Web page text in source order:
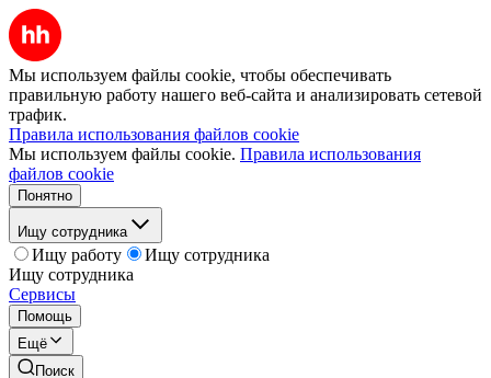
Мы используем файлы cookie, чтобы обеспечивать
правильную работу нашего веб-сайта и анализировать сетевой
трафик.
Правила использования файлов cookie
Мы используем файлы cookie. Правила использования
файлов cookie
Понятно
Ищу сотрудника
Ищу работу
Ищу сотрудника
Ищу сотрудника
Сервисы
Помощь
Ещё
Поиск